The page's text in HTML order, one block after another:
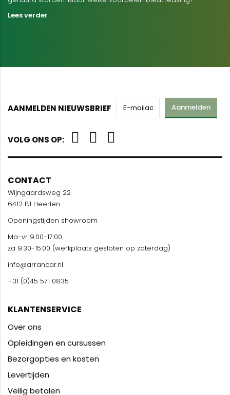
Lees verder
AANMELDEN NIEUWSBRIEF Aanmelden
VOLG ONS OP:
CONTACT
Wijngaardsweg 22
6412 PJ Heerlen
Openingstijden showroom
Ma-vr 9:00-17:00
za 9:30-15:00 (werkplaats gesloten op zaterdag)
info@arrancar.nl
+31 (0)45 571 0835
KLANTENSERVICE
Over ons
Opleidingen en cursussen
Bezorgopties en kosten
Levertijden
Veilig betalen